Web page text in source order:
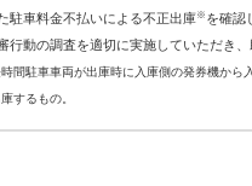
駐車料金不払いによる不正出庫※ を確認
行動の調査を適切に実施していただき、
間駐車車両が出庫時に入庫側の発券機から
するもの。